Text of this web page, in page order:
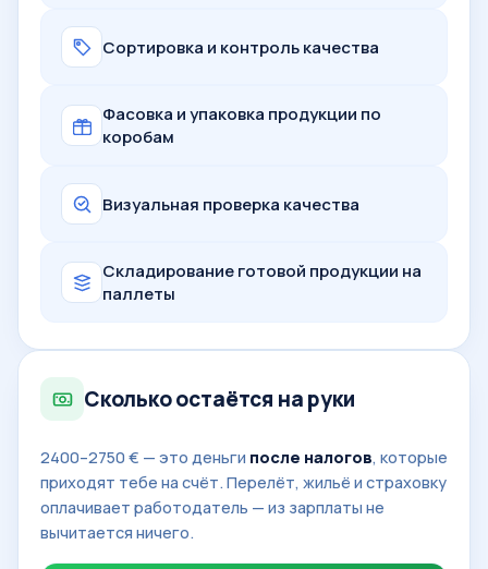
Сортировка и контроль качества
Фасовка и упаковка продукции по
коробам
Визуальная проверка качества
Складирование готовой продукции на
паллеты
Сколько остаётся на руки
2400–2750 € — это деньги после налогов, которые
приходят тебе на счёт. Перелёт, жильё и страховку
оплачивает работодатель — из зарплаты не
вычитается ничего.